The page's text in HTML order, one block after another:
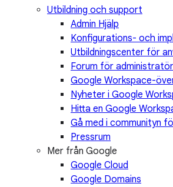
Utbildning och support
Admin Hjälp
Konfigurations- och
Utbildningscenter för
Forum för
Google Workspace-
Nyheter i Google
Hitta en Google
Gå med i communityn
Pressrum
Mer från Google
Google Cloud
Google Domains